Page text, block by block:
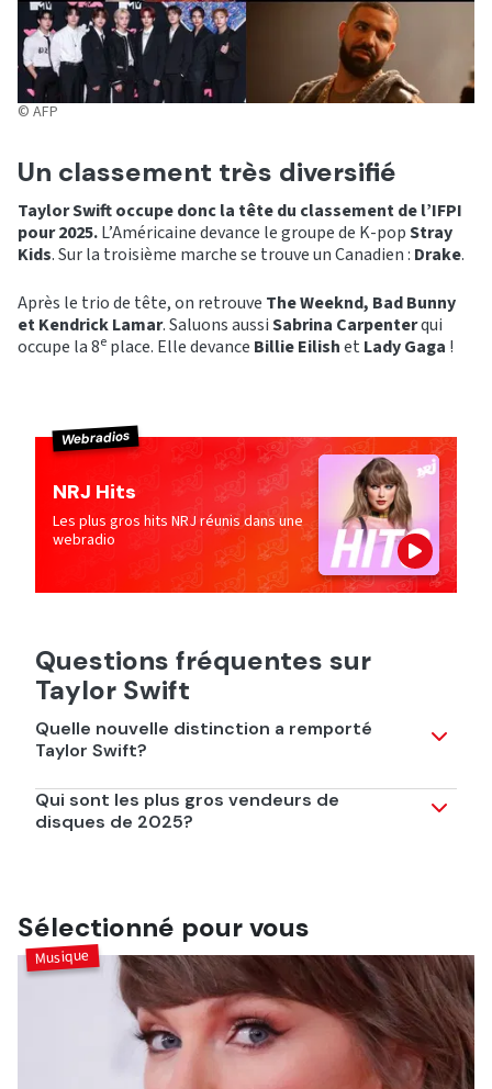
© AFP
Un classement très diversifié
Taylor Swift occupe donc la tête du classement de l’IFPI
pour 2025.L’Américaine devance le groupe de K-popStray
Kids. Sur la troisième marche se trouve un Canadien : Drake.
Après le trio de tête, on retrouve The Weeknd, Bad Bunny
et Kendrick Lamar. Saluons aussiSabrina Carpenterqui
occupe la 8e place. Elle devance Billie Eilishet Lady Gaga !
Webradios
NRJ Hits
Les plus gros hits NRJ réunis dans une
webradio
Questions fréquentes sur
Taylor Swift
Quelle nouvelle distinction a remporté
Taylor Swift?
Elle a décroché, pour la quatrième année consécutive, le
titre de plus grosse vendeuse musicale au niveau
Qui sont les plus gros vendeurs de
disques de 2025?
Sélectionné pour vous
Musique